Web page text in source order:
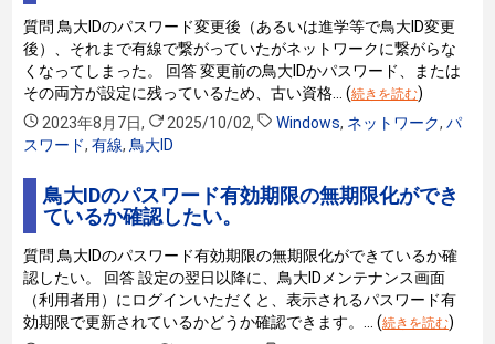
質問 鳥大IDのパスワード変更後（あるいは進学等で鳥大ID変更
後）、それまで有線で繋がっていたがネットワークに繋がらな
くなってしまった。 回答 変更前の鳥大IDかパスワード、または
その両方が設定に残っているため、古い資格… (続きを読む)
2023年8月7日, 2025/10/02, Windows, ネットワーク,パ
スワード,有線, 鳥大ID
鳥大IDのパスワード有効期限の無期限化ができ
ているか確認したい。
質問 鳥大IDのパスワード有効期限の無期限化ができているか確
認したい。 回答 設定の翌日以降に、鳥大IDメンテナンス画面
（利用者用）にログインいただくと、表示されるパスワード有
効期限で更新されているかどうか確認できます。… (続きを読む)